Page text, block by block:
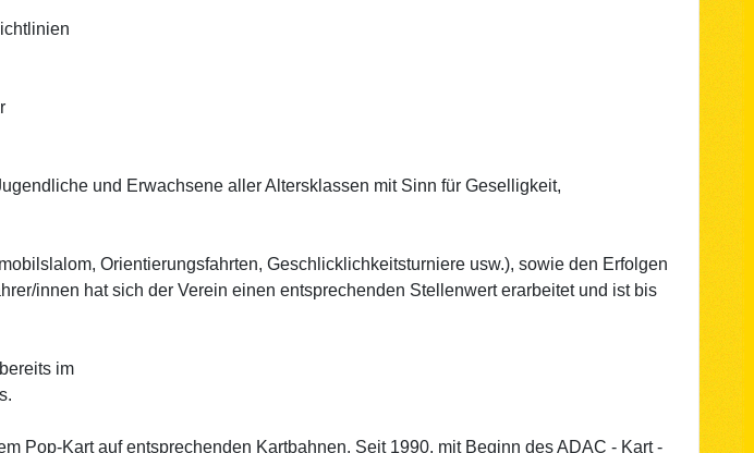
und Erwachsene aller Altersklassen mit Sinn für Geselligkeit,
Orientierungsfahrten, Geschlicklichkeitsturniere usw.), sowie den Erfolgen
innen hat sich der Verein einen entsprechenden Stellenwert erarbeitet und ist bis
im
Pop-Kart auf entsprechenden Kartbahnen. Seit 1990, mit Beginn des ADAC - Kart -